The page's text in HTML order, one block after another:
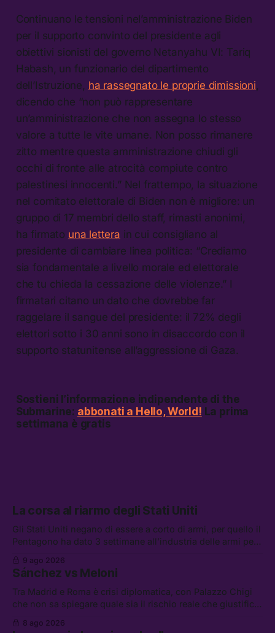
Continuano le tensioni nel’amministrazione Biden
per il supporto convinto del presidente agli
obiettivi sionisti del governo Netanyahu VI: Tariq
Habash, un funzionario del dipartimento
dell’Istruzione, ha rassegnato le proprie dimissioni
dicendo che “non può rappresentare
un’amministrazione che non assegna lo stesso
valore a tutte le vite umane. Non posso rimanere
zitto mentre questa amministrazione chiudi gli
occhi di fronte alle atrocità compiute contro
palestinesi innocenti.” Nel frattempo, la situazione
nel comitato elettorale di Biden non è migliore: un
gruppo di 17 membri dello staff, rimasti anonimi,
ha firmato una lettera in cui consigliano al
presidente di cambiare linea politica: “Crediamo
sia fondamentale a livello morale ed elettorale
che tu chieda la cessazione delle violenze.” I
firmatari citano un dato che dovrebbe far
raggelare il sangue del presidente: il 72% degli
elettori sotto i 30 anni sono in disaccordo con il
supporto statunitense all’aggressione di Gaza.
Sostieni l’informazione indipendente di the
Submarine: abbonati a Hello, World! La prima
settimana è gratis
La corsa al riarmo degli Stati Uniti
Gli Stati Uniti negano di essere a corto di armi, per quello il
Pentagono ha dato 3 settimane all’industria delle armi per
continuerà ad usare i servizi di Palantir, la protesta contro
La Russa, e la centrale elettrica di Amazon in Texas
9 ago 2026
Sánchez vs Meloni
Tra Madrid e Roma è crisi diplomatica, con Palazzo Chigi
che non sa spiegare quale sia il rischio reale che giustifica
di difesa tra Arabia Saudita, Pakistan e Turchia, la crisi del
8 ago 2026